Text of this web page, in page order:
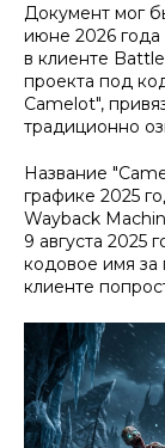
Документ мог
июне 2026
в клиенте
проекта под
Camelot",
традиционно
Название
графике 2025
Wayback
9 августа 2025
кодовое имя за
клиенте